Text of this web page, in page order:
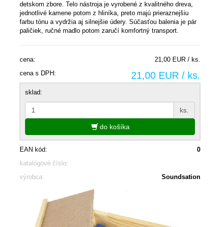
detskom zbore. Telo nástroja je vyrobené z kvalitného dreva,
jednotlivé kamene potom z hliníka, preto majú prieraznejšiu
farbu tónu a vydržia aj silnejšie údery. Súčasťou balenia je pár
paličiek, ručné madlo potom zaručí komfortný transport.
cena:
21,00 EUR / ks.
cena s DPH:
21,00 EUR / ks.
sklad:
ks.
do košíka
EAN kód:
0
katalógové číslo:
výrobca:
Soundsation